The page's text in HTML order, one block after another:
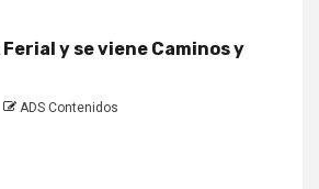
y se viene Caminos y
ADS Contenidos